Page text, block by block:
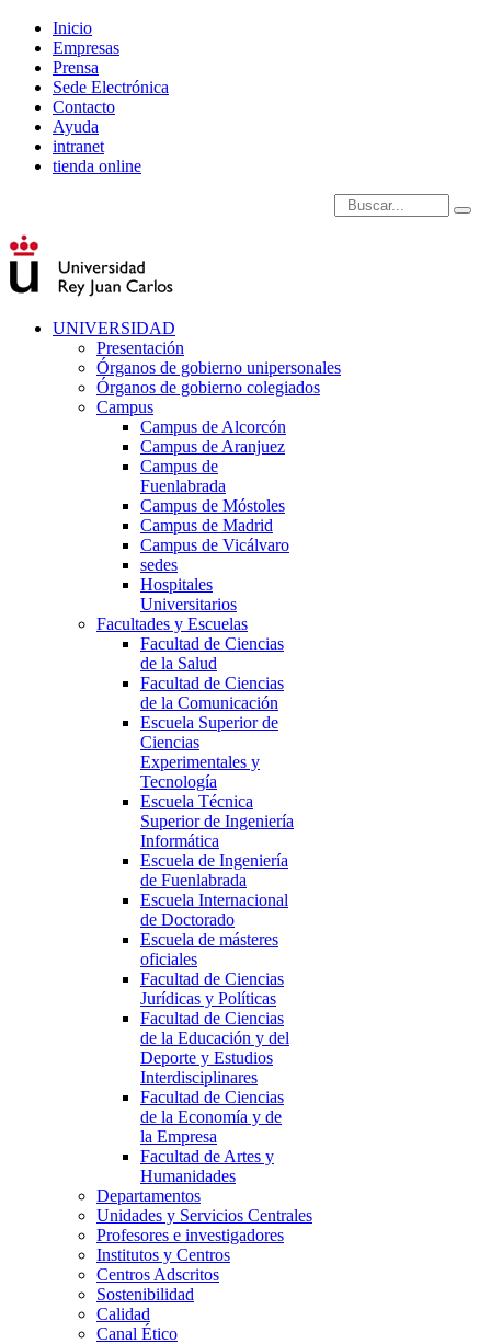
Inicio
Empresas
Prensa
Sede Electrónica
Contacto
Ayuda
intranet
tienda online
Introduce términos de
UNIVERSIDAD
Presentación
Órganos de gobierno unipersonales
Órganos de gobierno colegiados
Campus
Campus de Alcorcón
Campus de Aranjuez
Campus de
Fuenlabrada
Campus de Móstoles
Campus de Madrid
Campus de Vicálvaro
sedes
Hospitales
Universitarios
Facultades y Escuelas
Facultad de Ciencias
de la Salud
Facultad de Ciencias
de la Comunicación
Escuela Superior de
Ciencias
Experimentales y
Tecnología
Escuela Técnica
Superior de Ingeniería
Informática
Escuela de Ingeniería
de Fuenlabrada
Escuela Internacional
de Doctorado
Escuela de másteres
oficiales
Facultad de Ciencias
Jurídicas y Políticas
Facultad de Ciencias
de la Educación y del
Deporte y Estudios
Interdisciplinares
Facultad de Ciencias
de la Economía y de
la Empresa
Facultad de Artes y
Humanidades
Departamentos
Unidades y Servicios Centrales
Profesores e investigadores
Institutos y Centros
Centros Adscritos
Sostenibilidad
Calidad
Canal Ético